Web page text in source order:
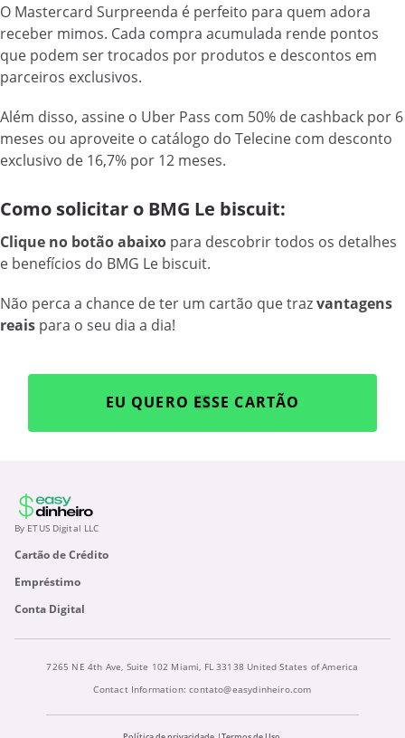
O Mastercard Surpreenda é perfeito para quem adora
receber mimos. Cada compra acumulada rende pontos
que podem ser trocados por produtos e descontos em
parceiros exclusivos.
Além disso, assine o Uber Pass com 50% de cashback por 6
meses ou aproveite o catálogo do Telecine com desconto
exclusivo de 16,7% por 12 meses.
Como solicitar o BMG Le biscuit:
Clique no botão abaixo para descobrir todos os detalhes
e benefícios do BMG Le biscuit.
Não perca a chance de ter um cartão que trazvantagens
reais para o seu dia a dia!
EU QUERO ESSE CARTÃO
By ETUS Digital LLC
Cartão de Crédito
Empréstimo
Conta Digital
7265 NE 4th Ave, Suite 102 Miami, FL 33138 United States of America
Contact Information:contato@easydinheiro.com